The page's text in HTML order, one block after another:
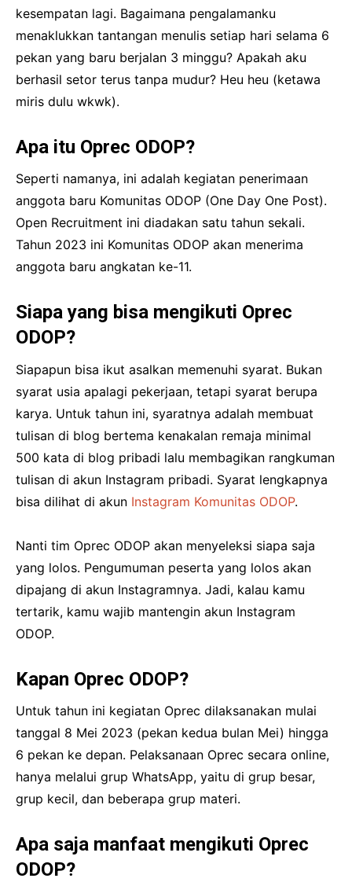
kesempatan lagi. Bagaimana pengalamanku
menaklukkan tantangan menulis setiap hari selama 6
pekan yang baru berjalan 3 minggu? Apakah aku
berhasil setor terus tanpa mudur? Heu heu (ketawa
miris dulu wkwk).
Apa itu Oprec ODOP?
Seperti namanya, ini adalah kegiatan penerimaan
anggota baru Komunitas ODOP (One Day One Post).
Open Recruitment ini diadakan satu tahun sekali.
Tahun 2023 ini Komunitas ODOP akan menerima
anggota baru angkatan ke-11.
Siapa yang bisa mengikuti Oprec
ODOP?
Siapapun bisa ikut asalkan memenuhi syarat. Bukan
syarat usia apalagi pekerjaan, tetapi syarat berupa
karya. Untuk tahun ini, syaratnya adalah membuat
tulisan di blog bertema kenakalan remaja minimal
500 kata di blog pribadi lalu membagikan rangkuman
tulisan di akun Instagram pribadi. Syarat lengkapnya
bisa dilihat di akun Instagram Komunitas ODOP.
Nanti tim Oprec ODOP akan menyeleksi siapa saja
yang lolos. Pengumuman peserta yang lolos akan
dipajang di akun Instagramnya. Jadi, kalau kamu
tertarik, kamu wajib mantengin akun Instagram
ODOP.
Kapan Oprec ODOP?
Untuk tahun ini kegiatan Oprec dilaksanakan mulai
tanggal 8 Mei 2023 (pekan kedua bulan Mei) hingga
6 pekan ke depan. Pelaksanaan Oprec secara online,
hanya melalui grup WhatsApp, yaitu di grup besar,
grup kecil, dan beberapa grup materi.
Apa saja manfaat mengikuti Oprec
ODOP?